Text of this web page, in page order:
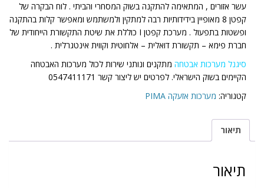
עשר אזורים , המתאימה להתקנה בשוק המסחרי והביתי . לוח הבקרה של
קפטן 8 מאופיין בידידותיות רבה למתקין ולמשתמש ומאפשר קלות בהתקנה
ופשטות בתפעול . מערכת קפטן I כוללת את שיטת התקשורת הייחודית של
חברת פימא – תקשורת דואלית – אלחוטית וקווית אינטגרלית .
סיגנל מערכות אבטחה מתקנים ונותני שירות לכול מערכות האבטחה
הקיימים בשוק הישראלי. לפרטים יש ליצור קשר 0547411171
קטגוריה: מערכות אזעקה PIMA
תיאור
תיאור